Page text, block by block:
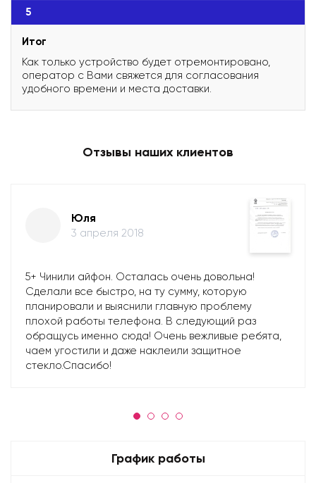
5
Итог
Как только устройство будет отремонтировано,
оператор с Вами свяжется для согласования
удобного времени и места доставки.
Отзывы наших клиентов
Юля
3 апреля 2018
5+ Чинили айфон. Осталась очень довольна!
Сделали все быстро, на ту сумму, которую
планировали и выяснили главную проблему
плохой работы телефона. В следующий раз
обращусь именно сюда! Очень вежливые ребята,
чаем угостили и даже наклеили защитное
стекло.Спасибо!
График работы